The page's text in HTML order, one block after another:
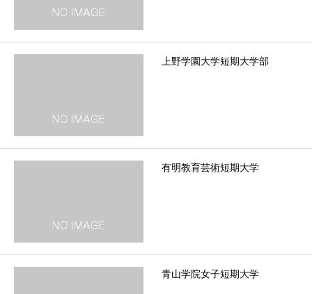
上野学園大学短期大学部
有明教育芸術短期大学
青山学院女子短期大学